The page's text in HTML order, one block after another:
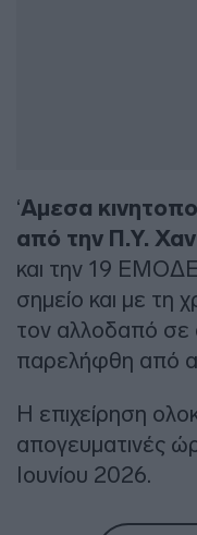
‘Αμεσα
από την Π.Υ.
και την 19 ΕΜΟΔΕ
σημείο και με τη
τον αλλοδαπό σε
παρελήφθη από
Η επιχείρηση
απογευματινές
Ιουνίου 2026.